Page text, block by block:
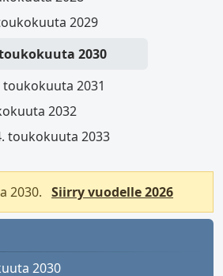
2029
2030
2031
2032
toukokuuta 2033
2030. Siirry vuodelle 2026
2030